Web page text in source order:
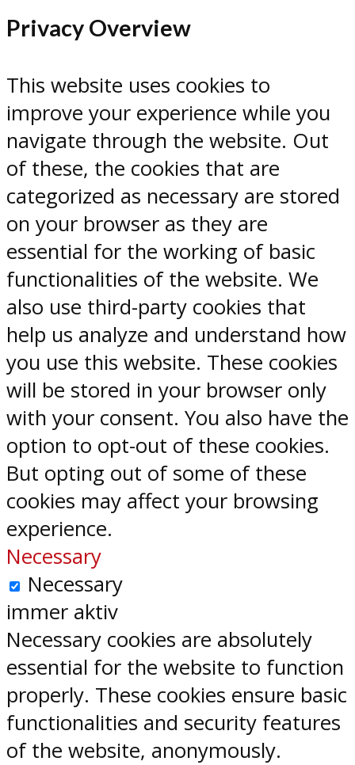
Privacy Overview
This website uses cookies to
improve your experience while you
navigate through the website. Out
of these, the cookies that are
categorized as necessary are stored
on your browser as they are
essential for the working of basic
functionalities of the website. We
also use third-party cookies that
help us analyze and understand how
you use this website. These cookies
will be stored in your browser only
with your consent. You also have the
option to opt-out of these cookies.
But opting out of some of these
cookies may affect your browsing
experience.
Necessary
Necessary
immer aktiv
Necessary cookies are absolutely
essential for the website to function
properly. These cookies ensure basic
functionalities and security features
of the website, anonymously.